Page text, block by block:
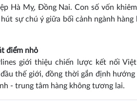
Hà Mỵ, Đồng Nai. Con số vốn
sự chú ý giữa bối cảnh ngành hàng
điểm nhỏ
giới thiệu chiến lược kết nối
thế giới, đồng thời gắn định
- trung tâm hàng không tương lai.